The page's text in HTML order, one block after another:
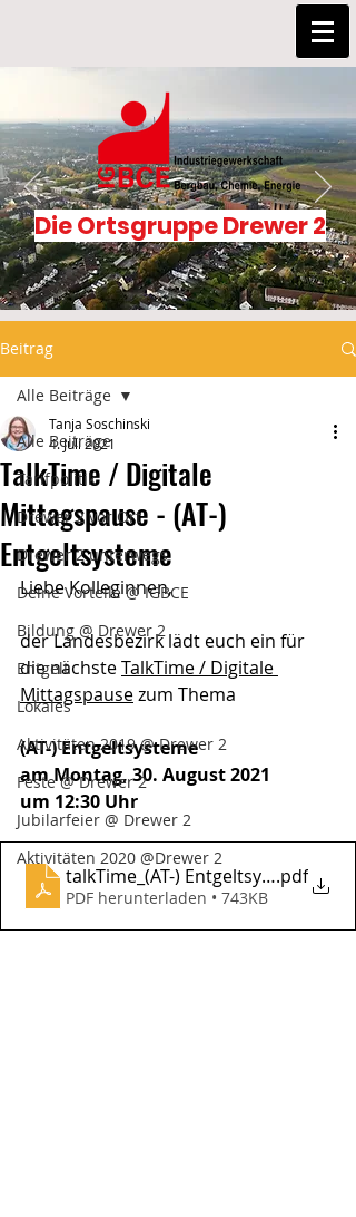
Die Ortsgruppe Drewer 2
Beitrag
Alle Beiträge
Tarifpolitik
Drewer 2 vor Ort
Drewer 2 unterwegs
Deine Vorteile @ IGBCE
Bildung @ Drewer 2
Entgelt
Lokales
Aktivitäten 2019 @ Drewer 2
Feste @ Drewer 2
Jubilarfeier @ Drewer 2
Aktivitäten 2020 @Drewer 2
Alle Beiträge
TalkTime / Digitale
Mittagspause - (AT-)
Entgeltsysteme
Tanja Soschinski
4. Juli 2021
Liebe Kolleginnen,
der Landesbezirk lädt euch ein für
die nächste TalkTime / Digitale
Mittagspause zum Thema
(AT-) Entgeltsysteme
am Montag, 30. August 2021
um 12:30 Uhr
talkTime_(AT-) .pdf
PDF herunterladen • 743KB